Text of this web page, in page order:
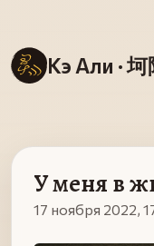
Кэ Али ·
У меня в
17 ноября 2022,